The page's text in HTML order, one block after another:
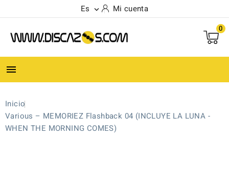
Es  Mi cuenta
0

Inicio
Various – MEMORIEZ Flashback 04 (INCLUYE LA LUNA -
WHEN THE MORNING COMES)